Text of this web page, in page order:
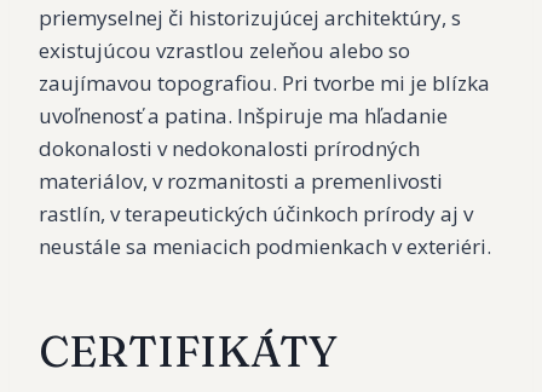
priemyselnej či historizujúcej architektúry, s
existujúcou vzrastlou zeleňou alebo so
zaujímavou topografiou. Pri tvorbe mi je blízka
uvoľnenosť a patina. Inšpiruje ma hľadanie
dokonalosti v nedokonalosti prírodných
materiálov, v rozmanitosti a premenlivosti
rastlín, v terapeutických účinkoch prírody aj v
neustále sa meniacich podmienkach v exteriéri.
CERTIFIKÁTY